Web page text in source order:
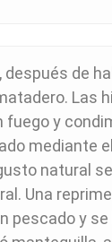
después de
Las
y
mediante
natural
Una
pescado y